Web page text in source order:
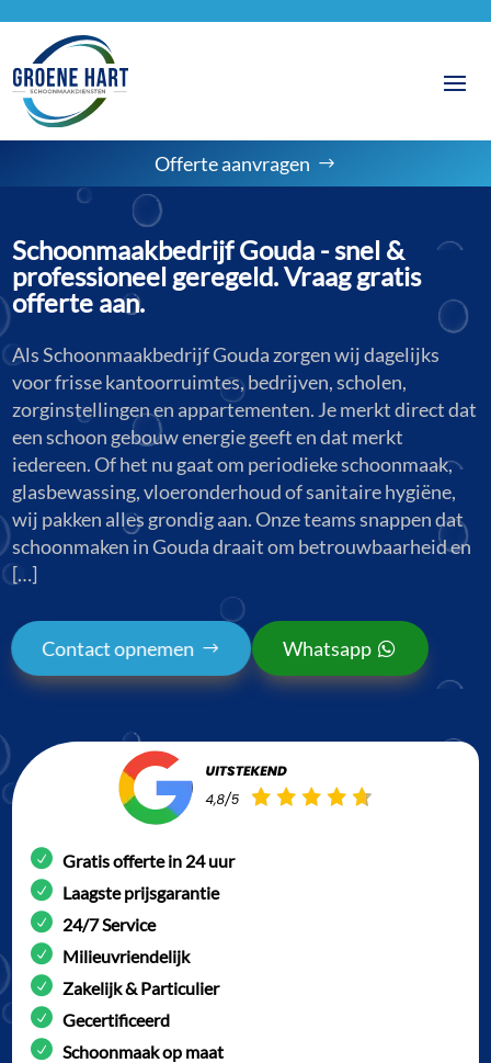
Offerte aanvragen
Schoonmaakbedrijf Gouda - snel &
professioneel geregeld. Vraag gratis
offerte aan.
Als Schoonmaakbedrijf Gouda zorgen wij dagelijks
voor frisse kantoorruimtes, bedrijven, scholen,
zorginstellingen en appartementen. Je merkt direct dat
een schoon gebouw energie geeft en dat merkt
iedereen. Of het nu gaat om periodieke schoonmaak,
glasbewassing, vloeronderhoud of sanitaire hygiëne,
wij pakken alles grondig aan. Onze teams snappen dat
schoonmaken in Gouda draait om betrouwbaarheid en
[…]
Contact opnemen Whatsapp
Gratis offerte in 24 uur
Laagste prijsgarantie
24/7 Service
Milieuvriendelijk
Zakelijk & Particulier
Gecertificeerd
Schoonmaak op maat